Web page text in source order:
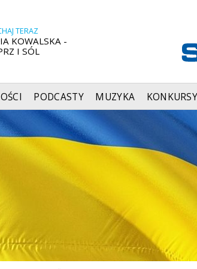
TERAZ
KOWALSKA -
I SÓL
PODCASTY MUZYKA KONKURSY